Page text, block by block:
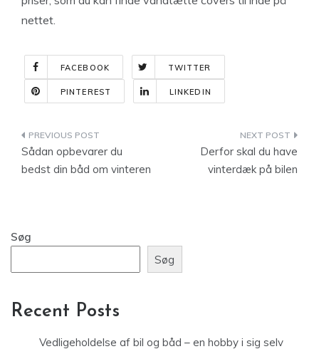
nettet.
FACEBOOK TWITTER
PINTEREST LINKEDIN
Indlægsnavigation
Sådan opbevarer du
bedst din båd om vinteren
Derfor skal du have
vinterdæk på bilen
Søg
Søg
Recent Posts
Vedligeholdelse af bil og båd – en hobby i sig selv